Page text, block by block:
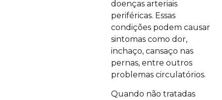
doenças arteriais
periféricas. Essas
condições podem causar
sintomas como dor,
inchaço, cansaço nas
pernas, entre outros
problemas circulatórios.
Quando não tratadas